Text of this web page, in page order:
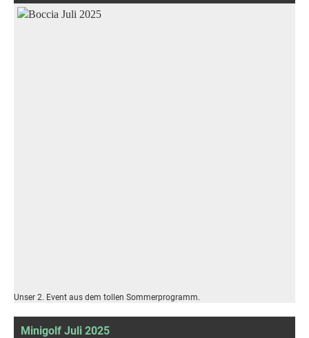
Unser 2. Event aus dem tollen Sommerprogramm.
Minigolf Juli 2025